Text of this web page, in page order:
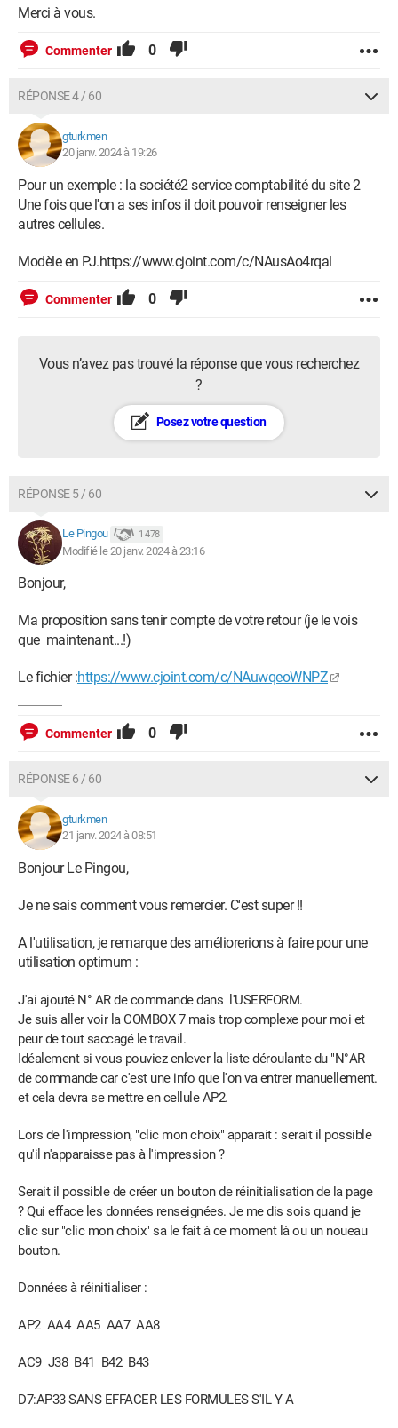
Merci à vous.
Commenter 0
RÉPONSE 4 / 60
gturkmen
20 janv. 2024 à 19:26
Pour un exemple : la société2 service comptabilité du site 2
Une fois que l'on a ses infos il doit pouvoir renseigner les
autres cellules.
Modèle en PJ.https://www.cjoint.com/c/NAusAo4rqal
Commenter 0
Vous n’avez pas trouvé la réponse que vous recherchez
?
Posez votre question
RÉPONSE 5 / 60
Le Pingou 1 478
Modifié le 20 janv. 2024 à 23:16
Bonjour,
Ma proposition sans tenir compte de votre retour (je le vois
que maintenant...!)
Le fichier :https://www.cjoint.com/c/NAuwqeoWNPZ
Commenter 0
RÉPONSE 6 / 60
gturkmen
21 janv. 2024 à 08:51
Bonjour Le Pingou,
Je ne sais comment vous remercier. C'est super !!
A l'utilisation, je remarque des améliorerions à faire pour une
utilisation optimum :
J'ai ajoutéN° AR de commande dans l'USERFORM.
Je suis aller voir la COMBOX 7 mais trop complexe pour moi et
peur de tout saccagé le travail.
Idéalement si vous pouviez enlever la liste déroulante du "N°AR
de commande car c'est une info que l'on va entrer manuellement.
et cela devra se mettre en cellule AP2.
Lors de l'impression, "clic mon choix" apparait : serait il possible
qu'il n'apparaissepas à l'impression?
Serait il possible de créer un bouton de réinitialisation de la page
? Qui effaceles données renseignées. Je me dis sois quand je
clic sur "clic mon choix" sa le fait à ce moment là ou un noueau
bouton.
Données à réinitialiser :
AP2 AA4 AA5 AA7 AA8
AC9 J38 B41 B42 B43
D7:AP33 SANS EFFACER LES FORMULES S'IL Y A